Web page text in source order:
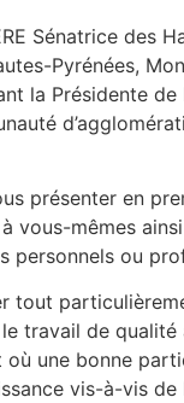
Sénatrice des
Pyrénées,
la Présidente
présenter en
vous-mêmes
ou
tout
travail de
une bonne
vis-à-vis